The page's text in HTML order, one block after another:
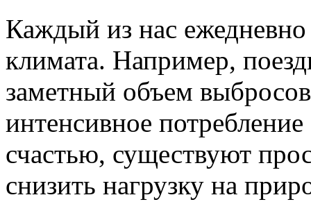
Каждый из нас
климата. Например,
заметный объем
интенсивное
счастью, существуют
снизить нагрузку на